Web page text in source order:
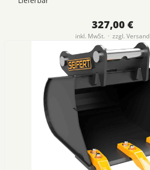
327,00 €
inkl. MwSt. · zzgl. Versand